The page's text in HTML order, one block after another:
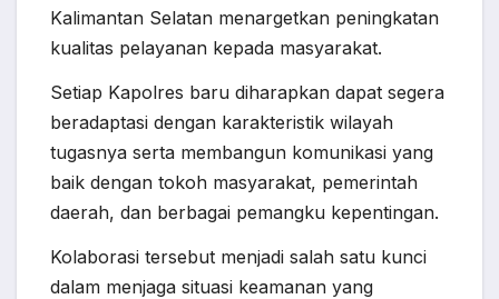
Kalimantan Selatan menargetkan peningkatan
kualitas pelayanan kepada masyarakat.
Setiap Kapolres baru diharapkan dapat segera
beradaptasi dengan karakteristik wilayah
tugasnya serta membangun komunikasi yang
baik dengan tokoh masyarakat, pemerintah
daerah, dan berbagai pemangku kepentingan.
Kolaborasi tersebut menjadi salah satu kunci
dalam menjaga situasi keamanan yang